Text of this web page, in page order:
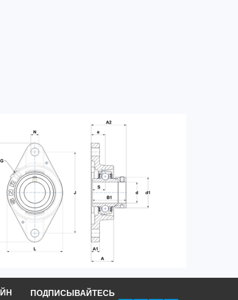
ПОДПИСЫВАЙТЕСЬ